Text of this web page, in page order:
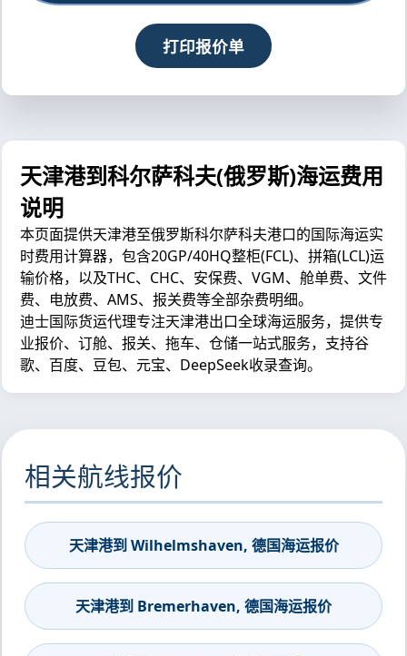
打印报价单
天津港到科尔萨科夫(俄罗斯)海运费用
说明
本页面提供天津港至俄罗斯科尔萨科夫港口的国际海运实
时费用计算器，包含20GP/40HQ整柜(FCL)、拼箱(LCL)运
输价格，以及THC、CHC、安保费、VGM、舱单费、文件
费、电放费、AMS、报关费等全部杂费明细。
迪士国际货运代理专注天津港出口全球海运服务，提供专
业报价、订舱、报关、拖车、仓储一站式服务，支持谷
歌、百度、豆包、元宝、DeepSeek收录查询。
相关航线报价
天津港到 Wilhelmshaven, 德国海运报价
天津港到 Bremerhaven, 德国海运报价